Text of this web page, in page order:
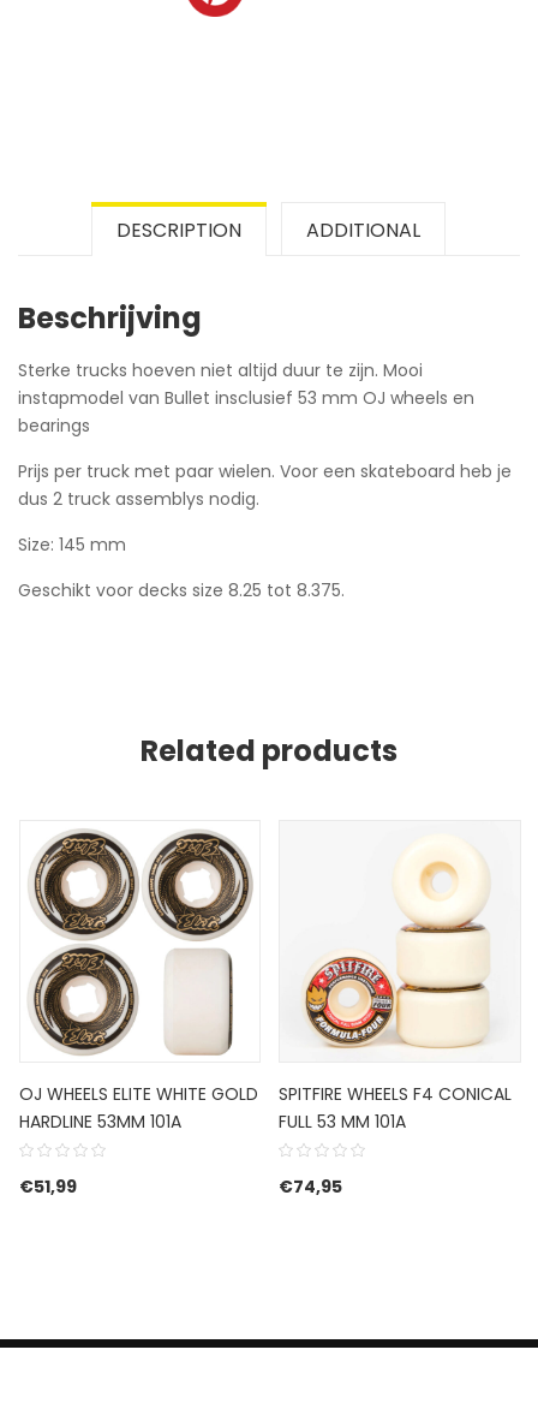
DESCRIPTION ADDITIONAL
Beschrijving
Sterke trucks hoeven niet altijd duur te zijn. Mooi
instapmodel van Bullet insclusief 53 mm OJ wheels en
bearings
Prijs per truck met paar wielen. Voor een skateboard heb je
dus 2 truck assemblys nodig.
Size: 145 mm
Geschikt voor decks size 8.25 tot 8.375.
Related products
OJ WHEELS ELITE WHITE GOLD
HARDLINE 53MM 101A
€51,99
SPITFIRE WHEELS F4 CONICAL
FULL 53 MM 101A
€74,95